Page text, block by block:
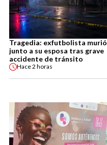
Tragedia: exfutbolista murió
junto a su esposa tras grave
accidente de tránsito
Hace2 horas